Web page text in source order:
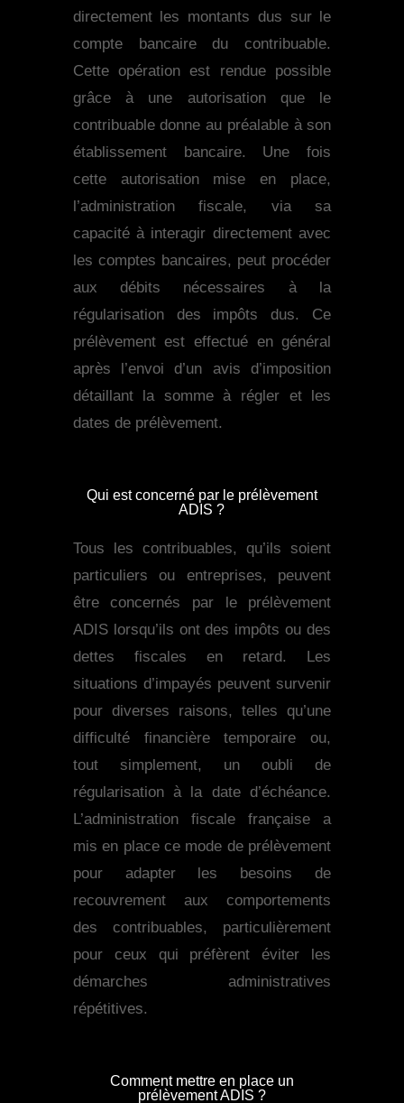
directement les montants dus sur le
compte bancaire du contribuable.
Cette opération est rendue possible
grâce à une autorisation que le
contribuable donne au préalable à son
établissement bancaire. Une fois
cette autorisation mise en place,
l’administration fiscale, via sa
capacité à interagir directement avec
les comptes bancaires, peut procéder
aux débits nécessaires à la
régularisation des impôts dus. Ce
prélèvement est effectué en général
après l’envoi d’un avis d’imposition
détaillant la somme à régler et les
dates de prélèvement.
Qui est concerné par le prélèvement
ADIS ?
Tous les contribuables, qu’ils soient
particuliers ou entreprises, peuvent
être concernés par le prélèvement
ADIS lorsqu’ils ont des impôts ou des
dettes fiscales en retard. Les
situations d’impayés peuvent survenir
pour diverses raisons, telles qu’une
difficulté financière temporaire ou,
tout simplement, un oubli de
régularisation à la date d’échéance.
L’administration fiscale française a
mis en place ce mode de prélèvement
pour adapter les besoins de
recouvrement aux comportements
des contribuables, particulièrement
pour ceux qui préfèrent éviter les
démarches administratives
répétitives.
Comment mettre en place un
prélèvement ADIS ?